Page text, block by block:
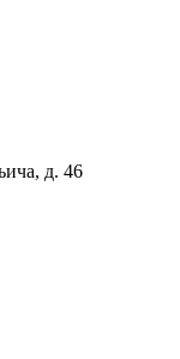
д. 46